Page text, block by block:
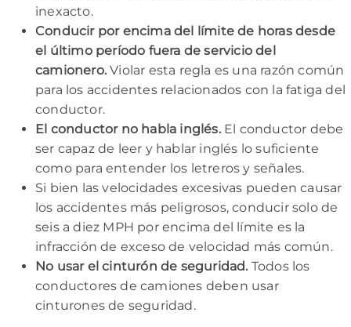
inexacto.
Conducir por encima del límite de horas desde
el último período fuera de servicio del
camionero.Violar esta regla es una razón común
para los accidentes relacionados con la fatiga del
conductor.
El conductor no habla inglés. El conductor debe
ser capaz de leer y hablar inglés lo suficiente
como para entender los letreros y señales.
Si bien las velocidades excesivas pueden causar
los accidentes más peligrosos, conducir solo de
seis a diez MPH por encima del límite es la
infracción de exceso de velocidad más común.
No usar el cinturón de seguridad. Todos los
conductores de camiones deben usar
cinturones de seguridad.